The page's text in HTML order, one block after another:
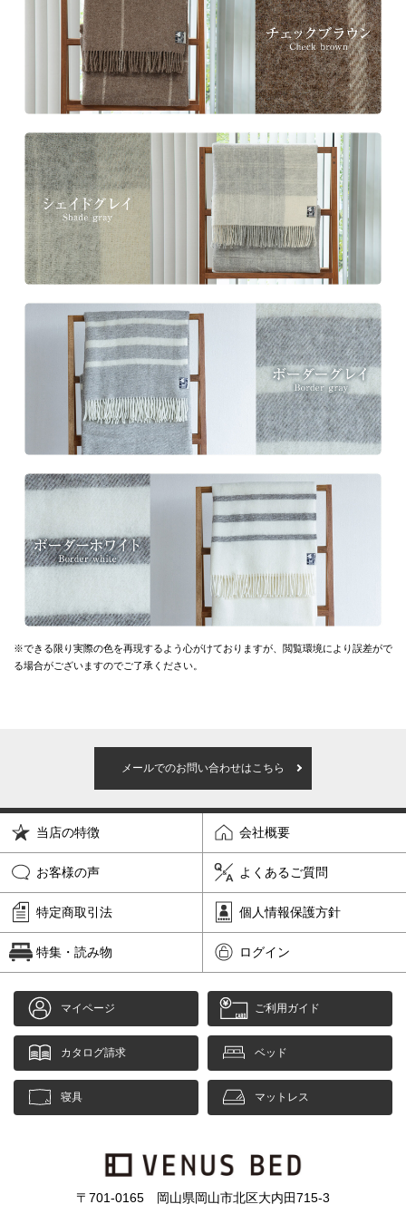
※できる限り実際の色を再現するよう心がけておりますが、 閲覧環境により誤差がで
る場合がございますのでご了承ください。
メールでのお問い合わせはこちら
当店の特徴 会社概要
お客様の声 よくあるご質問
特定商取引法 個人情報保護方針
特集・読み物 ログイン
マイページ ご利用ガイド
カタログ請求 ベッド
寝具 マットレス
〒701-0165 岡山県岡山市北区大内田715-3